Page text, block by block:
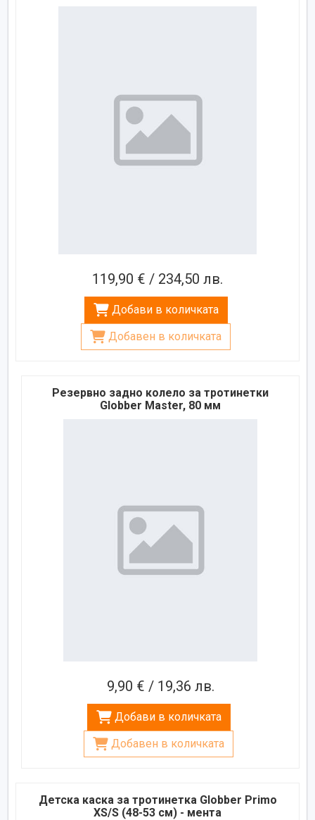
119,90 € / 234,50 лв.
Добави в количката
Добавен в количката
Резервно задно колело за тротинетки
Globber Master, 80 мм
9,90 € / 19,36 лв.
Добави в количката
Добавен в количката
Детска каска за тротинетка Globber Primo
XS/S (48-53 см) - мента